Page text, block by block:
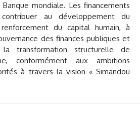
mondiale. Les financements
au développement du
du capital humain, à
des finances publiques et
transformation structurelle de
conformément aux ambitions
à travers la vision « Simandou